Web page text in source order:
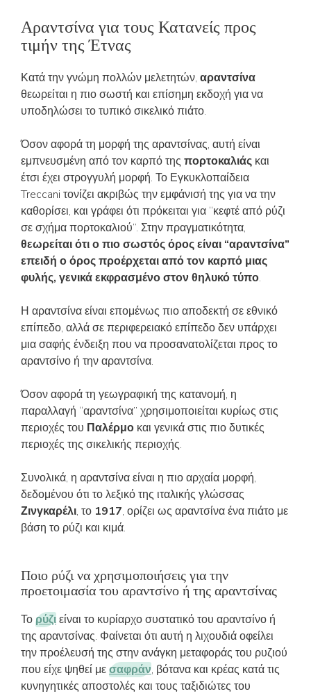
Αραντσίνα για τους Κατανείς προς
τιμήν της Έτνας
Κατά την γνώμη πολλών μελετητών, αραντσίνα
θεωρείται η πιο σωστή και επίσημη εκδοχή για να
υποδηλώσει το τυπικό σικελικό πιάτο.
Όσον αφορά τη μορφή της αραντσίνας, αυτή είναι
εμπνευσμένη από τον καρπό της πορτοκαλιάς και
έτσι έχει στρογγυλή μορφή. Το Εγκυκλοπαίδεια
Treccani τονίζει ακριβώς την εμφάνισή της για να την
καθορίσει, και γράφει ότι πρόκειται για “κεφτέ από ρύζι
σε σχήμα πορτοκαλιού”. Στην πραγματικότητα,
θεωρείται ότι ο πιο σωστός όρος είναι “αραντσίνα”
επειδή ο όρος προέρχεται από τον καρπό μιας
φυλής, γενικά εκφρασμένο στον θηλυκό τύπο.
Η αραντσίνα είναι επομένως πιο αποδεκτή σε εθνικό
επίπεδο, αλλά σε περιφερειακό επίπεδο δεν υπάρχει
μια σαφής ένδειξη που να προσανατολίζεται προς το
αραντσίνο ή την αραντσίνα.
Όσον αφορά τη γεωγραφική της κατανομή, η
παραλλαγή “αραντσίνα” χρησιμοποιείται κυρίως στις
περιοχές του Παλέρμο και γενικά στις πιο δυτικές
περιοχές της σικελικής περιοχής.
Συνολικά, η αραντσίνα είναι η πιο αρχαία μορφή,
δεδομένου ότι το λεξικό της ιταλικής γλώσσας
Ζινγκαρέλι, το 1917, ορίζει ως αραντσίνα ένα πιάτο με
βάση το ρύζι και κιμά.
Ποιο ρύζι να χρησιμοποιήσεις για την
προετοιμασία του αραντσίνο ή της αραντσίνας
Τορύζιείναι το κυρίαρχο συστατικό του αραντσίνο ή
της αραντσίνας. Φαίνεται ότι αυτή η λιχουδιά οφείλει
την προέλευσή της στην ανάγκη μεταφοράς του ρυζιού
που είχε ψηθεί μεσαφράν, βότανα και κρέας κατά τις
κυνηγητικές αποστολές και τους ταξιδιώτες του